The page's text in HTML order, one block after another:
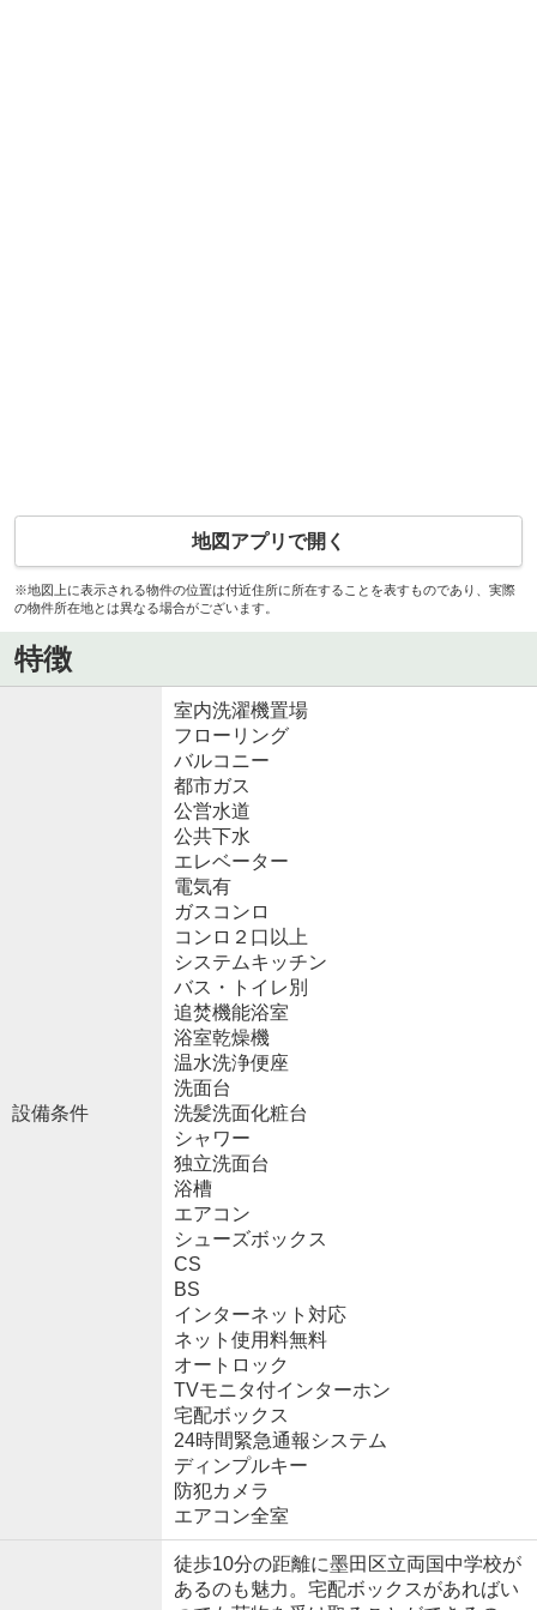
地図アプリで開く
※地図上に表示される物件の位置は付近住所に所在することを表すものであり、実際
の物件所在地とは異なる場合がございます。
特徴
設備条件
室内洗濯機置場
フローリング
バルコニー
都市ガス
公営水道
公共下水
エレベーター
電気有
ガスコンロ
コンロ２口以上
システムキッチン
バス・トイレ別
追焚機能浴室
浴室乾燥機
温水洗浄便座
洗面台
洗髪洗面化粧台
シャワー
独立洗面台
浴槽
エアコン
シューズボックス
CS
BS
インターネット対応
ネット使用料無料
オートロック
TVモニタ付インターホン
宅配ボックス
24時間緊急通報システム
ディンプルキー
防犯カメラ
エアコン全室
徒歩10分の距離に墨田区立両国中学校が
あるのも魅力。宅配ボックスがあればい